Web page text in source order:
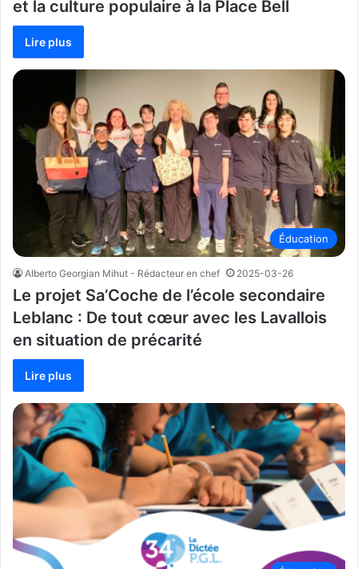
et la culture populaire à la Place Bell
Lire plus
Éducation
Alberto Georgian Mihut - Rédacteur en chef 2025-03-26
Le projet Sa’Coche de l’école secondaire
Leblanc : De tout cœur avec les Lavallois
en situation de précarité
Lire plus